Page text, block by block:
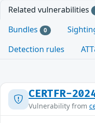
Related vulnerabilities
Bundles 0
Detection rules
CERTFR-
Vulnerability from